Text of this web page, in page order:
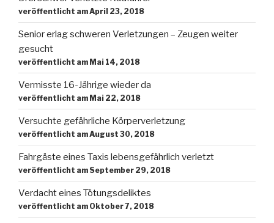
veröffentlicht am April 23, 2018
Senior erlag schweren Verletzungen – Zeugen weiter
gesucht
veröffentlicht am Mai 14, 2018
Vermisste 16-Jährige wieder da
veröffentlicht am Mai 22, 2018
Versuchte gefährliche Körperverletzung
veröffentlicht am August 30, 2018
Fahrgäste eines Taxis lebensgefährlich verletzt
veröffentlicht am September 29, 2018
Verdacht eines Tötungsdeliktes
veröffentlicht am Oktober 7, 2018